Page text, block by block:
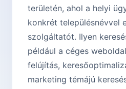
területén, ahol a helyi
konkrét településnévvel
szolgáltatót. Ilyen
például a céges
felújítás,
marketing témájú